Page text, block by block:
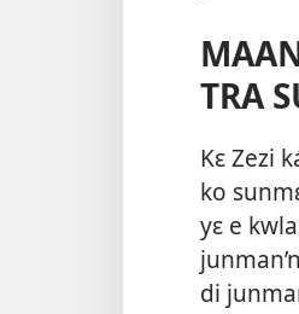
TRA
Kɛ Zezi
ko
yɛ e
di